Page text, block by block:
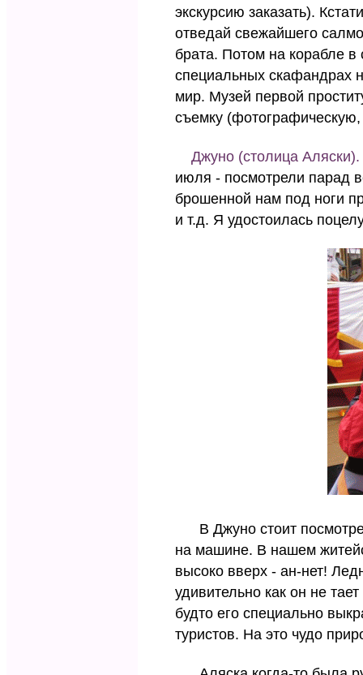
экскурсию заказать).
отведай свежайшего
брата. Потом на корабле в
специальных скафандрах
мир. Музей первой
съемку
Джуно (столица Аляски).
июля - посмотрели парад
брошенной нам под ноги
и т.д. Я удостоилась
В Джуно стоит
на машине. В нашем
высоко вверх - ан-нет!
удивительно как он не
будто его специально
туристов. На это чудо